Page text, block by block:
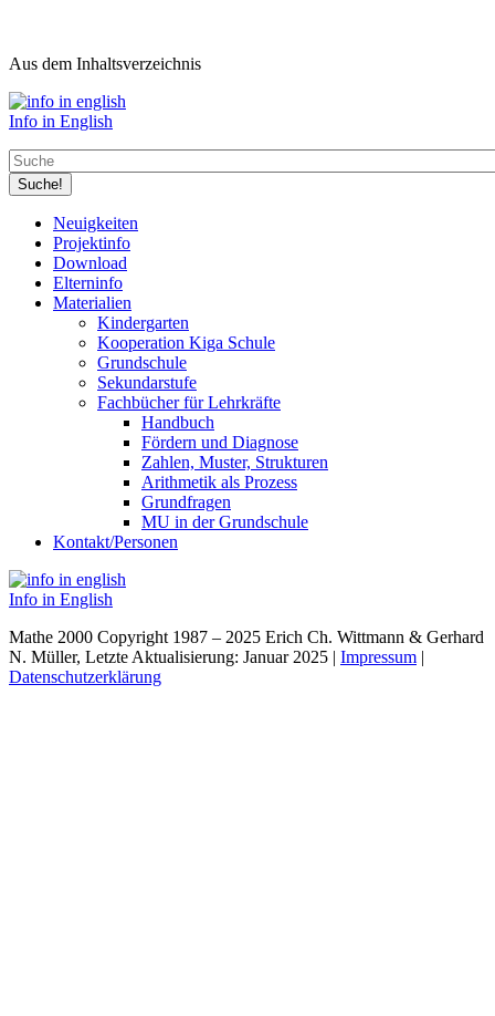
Aus dem Inhaltsverzeichnis
Info in English
Suche
Hauptmenü
(Levels
Neuigkeiten
Projektinfo
Download
Elterninfo
Materialien
Kindergarten
Kooperation Kiga Schule
Grundschule
Sekundarstufe
Fachbücher für Lehrkräfte
Handbuch
Fördern und Diagnose
Zahlen, Muster, Strukturen
Arithmetik als Prozess
Grundfragen
MU in der Grundschule
Kontakt/Personen
Info in English
Mathe 2000 Copyright 1987 – 2025 Erich Ch. Wittmann & Gerhard
N. Müller, Letzte Aktualisierung: Januar 2025 | Impressum |
Datenschutzerklärung